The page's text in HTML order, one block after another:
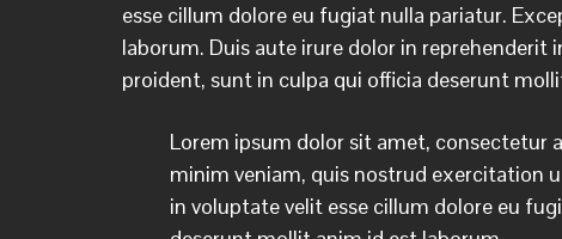
esse cillum dolore eu fugiat nulla pariatur.
laborum. Duis aute irure dolor in
proident, sunt in culpa qui officia deserunt
Lorem ipsum dolor sit amet, consectetur
minim veniam, quis nostrud exercitation
in voluptate velit esse cillum dolore eu